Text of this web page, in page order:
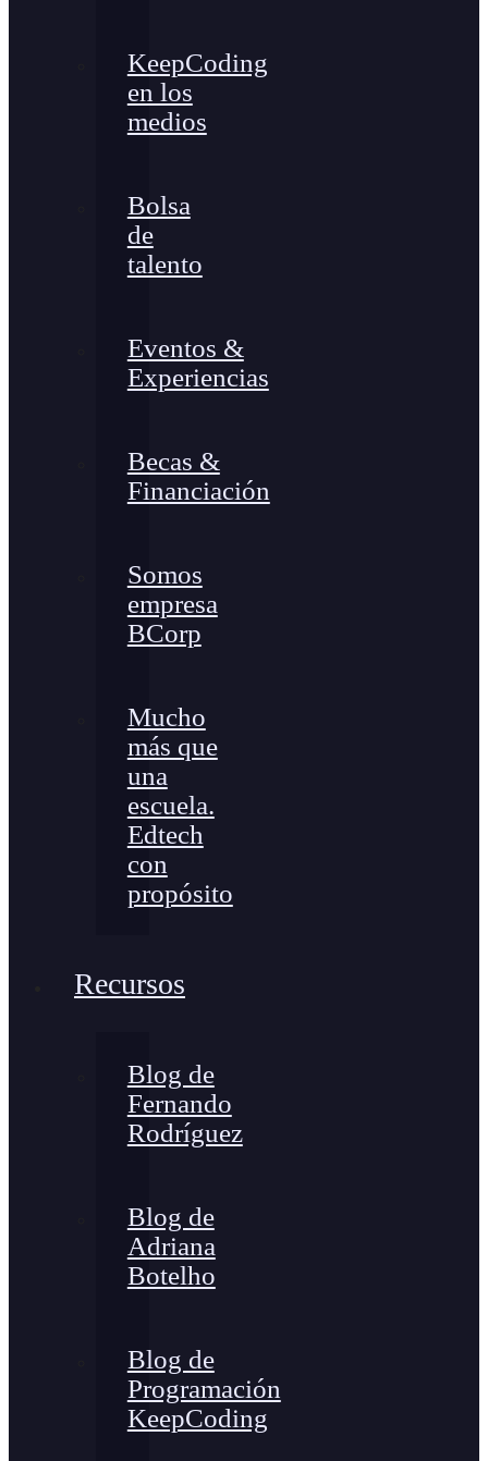
KeepCoding
en los
medios
Bolsa
de
talento
Eventos &
Experiencias
Becas &
Financiación
Somos
empresa
BCorp
Mucho
más que
una
escuela.
Edtech
con
propósito
Recursos
Blog de
Fernando
Rodríguez
Blog de
Adriana
Botelho
Blog de
Programación
KeepCoding